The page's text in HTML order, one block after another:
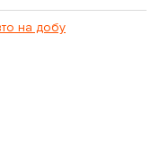
на добу